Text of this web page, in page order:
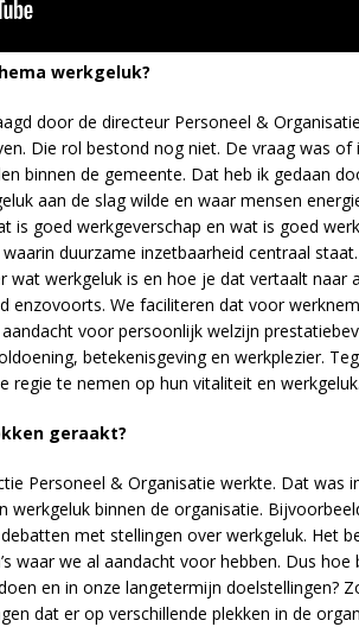
werkgeluk?
door de directeur Personeel &
Die rol bestond nog niet. De vraag was
binnen de gemeente. Dat heb ik gedaan
aan de slag wilde en waar mensen
is goed werkgeverschap en wat is goed
duurzame inzetbaarheid centraal
wat werkgeluk is en hoe je dat vertaalt naar
enzovoorts. We faciliteren dat voor
voor persoonlijk welzijn
betekenisgeving en werkplezier.
te nemen op hun vitaliteit en
geraakt?
Personeel & Organisatie werkte. Dat was
binnen de organisatie.
met stellingen over werkgeluk. Het
waar we al aandacht voor hebben. Dus
en in onze langetermijn doelstellingen?
dat er op verschillende plekken in de